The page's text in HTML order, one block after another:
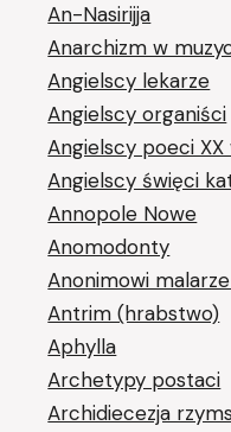
An-Nasirijja
Anarchizm w
Angielscy lekarze
Angielscy organiści
Angielscy poeci XX
Angielscy święci
Annopole Nowe
Anomodonty
Anonimowi
Antrim (hrabstwo)
Aphylla
Archetypy postaci
Archidiecezja